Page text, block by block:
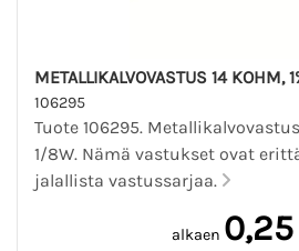
METALLIKALVOVASTUS 14 KOHM,
106295
Tuote 106295. Metallikalvovastus
1/8W. Nämä vastukset ovat
jalallista vastussarjaa.
alkaen